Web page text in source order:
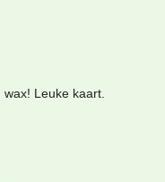
Leuke kaart.